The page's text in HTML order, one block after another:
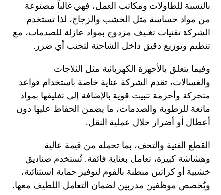
بالنسبة للطاولات ومكاتب العمل، فهي غالباً مصنوعة
من مواد حساسة مثل الخشب والزجاج، لذا تستخدم
الشركة تقنيات تغليف مزدوج بمواد عازلة للصدمات، مع
تنظيم وتوزيع دقيق داخل الشاحنة لتجنب أي ضرر.
وفيما يتعلق بالأجهزة الكهربائية مثل الثلاجات
والغسالات، تقدم الشركة عناية خاصة باستخدام قواعد
متحركة وأحزمة تثبيت قوية بالإضافة إلى تغليفها بمواد
مانعة للرطوبة والصدمات، ما يضمن الحفاظ عليها دون
أعطال أو أضرار خلال عملية النقل.
القطع الفنية والتحف، بما تحمله من قيمة عالية
وهشاشة كبيرة، تعامل بعناية فائقة. تُستخدم صناديق
خشبية أو كراتين مبطنة بالفوم لتوفير حماية استثنائية،
ويُخصص موظفين مدربين لضمان التعامل اللطيف معها.